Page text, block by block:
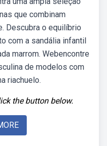
que combinam
Descubra o equilíbrio
com a sandália infantil
marrom. Webencontre
de modelos com
riachuelo.
the button below.